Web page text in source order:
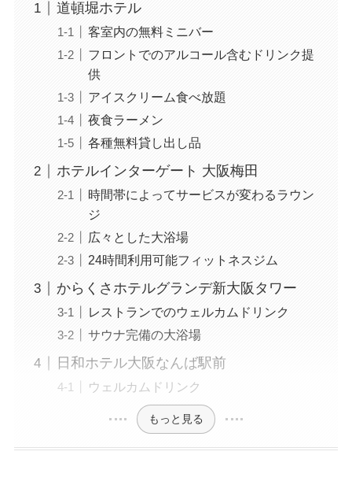
道頓堀ホテル
客室内の無料ミニバー
フロントでのアルコール含むドリンク提
供
アイスクリーム食べ放題
夜食ラーメン
各種無料貸し出し品
ホテルインターゲート 大阪梅田
時間帯によってサービスが変わるラウン
ジ
広々とした大浴場
24時間利用可能フィットネスジム
からくさホテルグランデ新大阪タワー
レストランでのウェルカムドリンク
サウナ完備の大浴場
日和ホテル大阪なんば駅前
ウェルカムドリンク
もっと見る